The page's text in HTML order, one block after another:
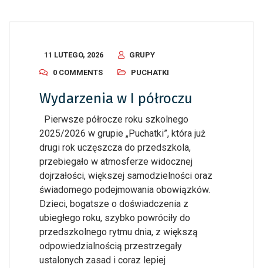
11 LUTEGO, 2026
GRUPY
0 COMMENTS
PUCHATKI
Wydarzenia w I półroczu
Pierwsze półrocze roku szkolnego
2025/2026 w grupie „Puchatki”, która już
drugi rok uczęszcza do przedszkola,
przebiegało w atmosferze widocznej
dojrzałości, większej samodzielności oraz
świadomego podejmowania obowiązków.
Dzieci, bogatsze o doświadczenia z
ubiegłego roku, szybko powróciły do
przedszkolnego rytmu dnia, z większą
odpowiedzialnością przestrzegały
ustalonych zasad i coraz lepiej